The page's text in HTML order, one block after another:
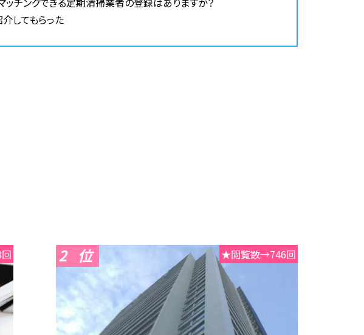
してもらった
2 ★閲覧数→746回